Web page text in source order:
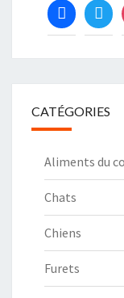
facebooktwitter
CATÉGORIES
Aliments du
Chats
Chiens
Furets